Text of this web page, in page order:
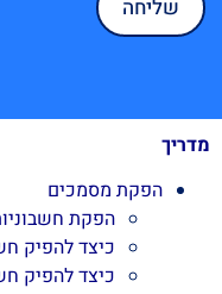
מדריך
הפקת מסמכים
הפקת
כיצד להפיק
כיצד להפיק